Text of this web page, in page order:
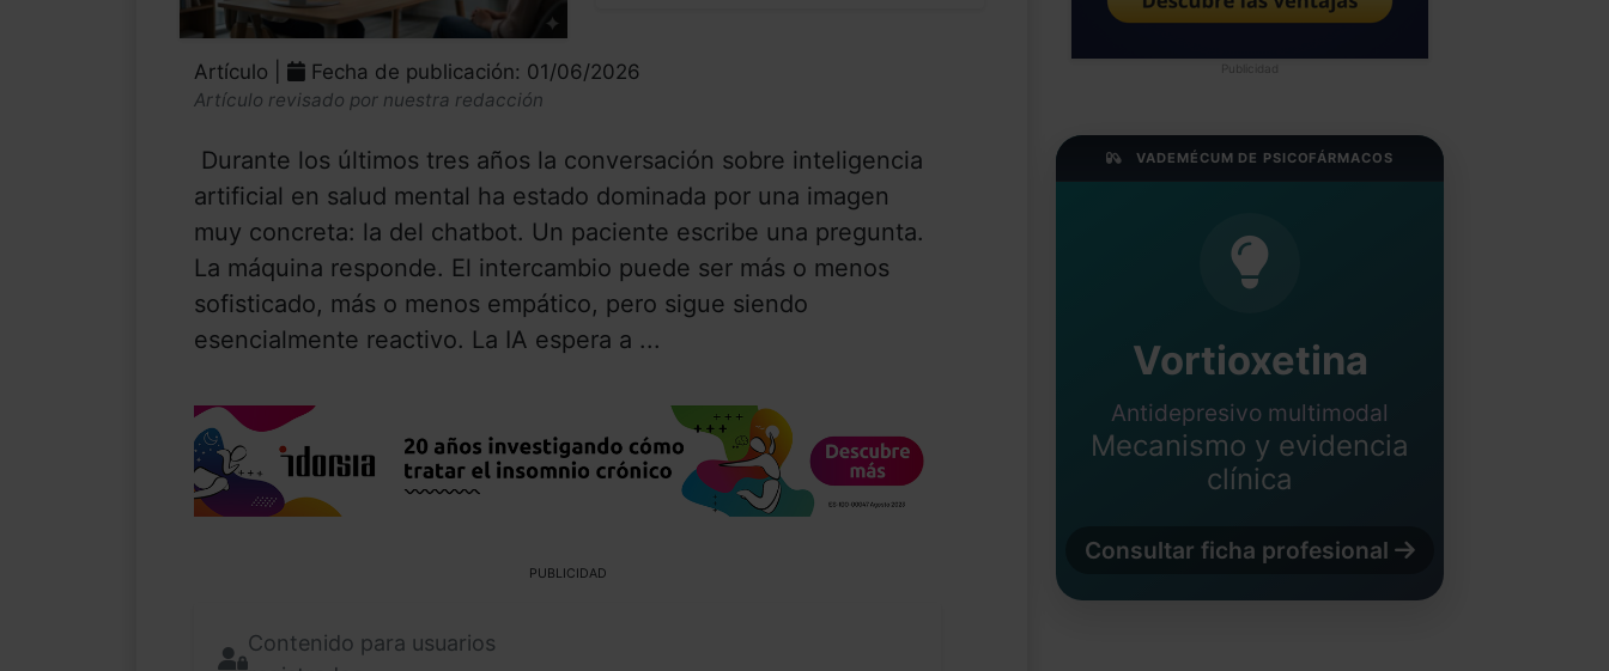
Artículo | Fecha de publicación: 01/06/2026
Artículo revisado por nuestra redacción
Durante los últimos tres años la conversación sobre inteligencia
artificial en salud mental ha estado dominada por una imagen
muy concreta: la del chatbot. Un paciente escribe una pregunta.
La máquina responde. El intercambio puede ser más o menos
sofisticado, más o menos empático, pero sigue siendo
esencialmente reactivo. La IA espera a ...
PUBLICIDAD
Contenido para usuarios
Publicidad
VADEMÉCUM DE PSICOFÁRMACOS
Vortioxetina
Antidepresivo multimodal
Mecanismo y evidencia
clínica
Consultar ficha profesional